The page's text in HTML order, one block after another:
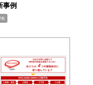
事例